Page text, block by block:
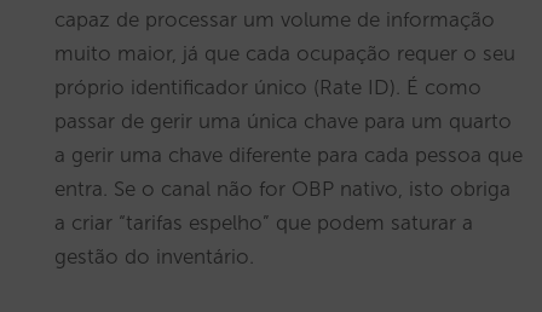
capaz de processar um volume de informação
muito maior, já que cada ocupação requer o seu
próprio identificador único (Rate ID). É como
passar de gerir uma única chave para um quarto
a gerir uma chave diferente para cada pessoa que
entra. Se o canal não for OBP nativo, isto obriga
a criar “tarifas espelho” que podem saturar a
gestão do inventário.